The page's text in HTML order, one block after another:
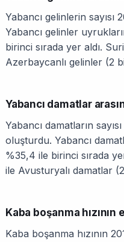
Yabancı gelinlerin
Yabancı gelinler
birinci sırada yer aldı.
Azerbaycanlı gelinler (2
Yabancı damatlar
Yabancı damatların
oluşturdu. Yabancı
%35,4 ile birinci sırada
ile Avusturyalı damatlar
Kaba boşanma
Kaba boşanma hızının